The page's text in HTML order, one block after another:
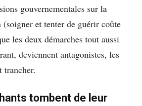
gouvernementales sur la
et tenter de guérir coûte
les deux démarches tout aussi
deviennent antagonistes, les
trancher.
tombent de leur